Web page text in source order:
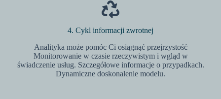
4. Cykl informacji zwrotnej
Analityka może pomóc Ci osiągnąć przejrzystość
Monitorowanie w czasie rzeczywistym i wgląd w
świadczenie usług. Szczegółowe informacje o przypadkach.
Dynamiczne doskonalenie modelu.